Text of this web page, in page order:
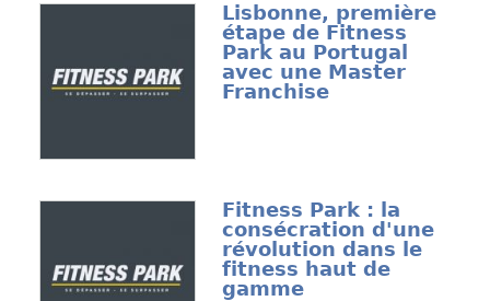
Lisbonne, première
étape de Fitness
Park au Portugal
avec une Master
Franchise
Fitness Park : la
consécration d'une
révolution dans le
fitness haut de
gamme